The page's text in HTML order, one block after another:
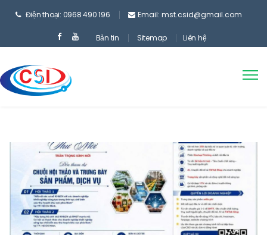
Điện thoại: 0968 490 196 Email: mst.csid@gmail.com
Bản tin Sitemap Liên hệ